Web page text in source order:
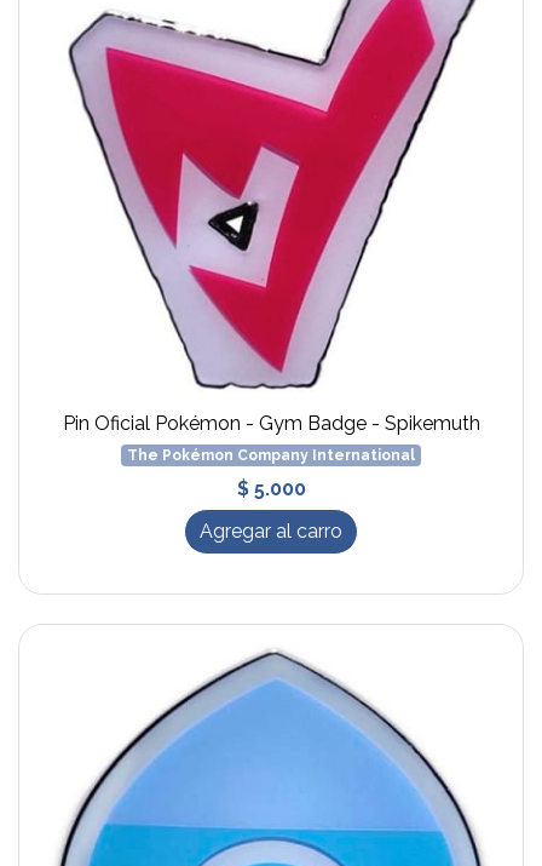
Pin Oficial Pokémon - Gym Badge - Spikemuth
The Pokémon Company International
$ 5.000
Agregar al carro